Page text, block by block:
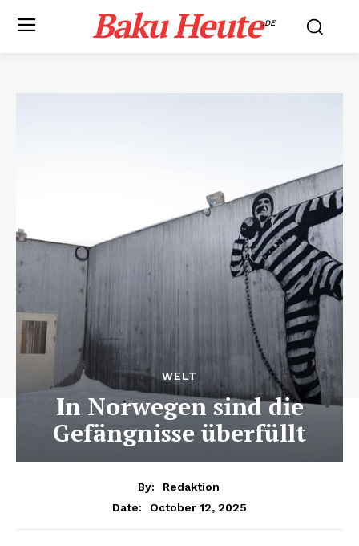
Baku Heute.DE
WELT
In Norwegen sind die
Gefängnisse überfüllt
By:
Redaktion
Date:
October 12, 2025